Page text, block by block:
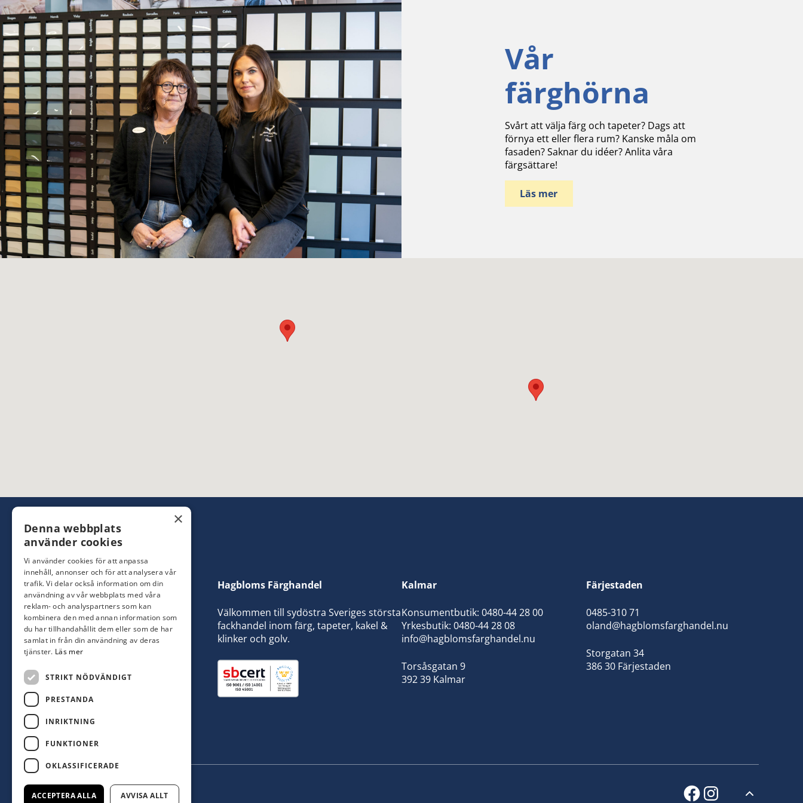
Vår
färghörna
Svårt att välja färg och tapeter? Dags att
förnya ett eller flera rum? Kanske måla om
fasaden? Saknar du idéer? Anlita våra
färgsättare!
Läs mer
Hagbloms Färghandel
Välkommen till sydöstra Sveriges största
fackhandel inom färg, tapeter, kakel &
klinker och golv.
Kalmar
Konsumentbutik: 0480-44 28 00
Yrkesbutik: 0480-44 28 08
info@hagblomsfarghandel.nu
Torsåsgatan 9
392 39 Kalmar
Färjestaden
0485-310 71
oland@hagblomsfarghandel.nu
Storgatan 34
386 30 Färjestaden
facebook
instagram
×
Denna webbplats
använder cookies
Vi använder cookies för att anpassa
innehåll, annonser och för att analysera vår
trafik. Vi delar också information om din
användning av vår webbplats med våra
reklam- och analyspartners som kan
kombinera den med annan information som
du har tillhandahållit dem eller som de har
samlat in från din användning av deras
tjänster. Läs mer
STRIKT NÖDVÄNDIGT
PRESTANDA
INRIKTNING
FUNKTIONER
OKLASSIFICERADE
ACCEPTERA ALLA AVVISA ALLT